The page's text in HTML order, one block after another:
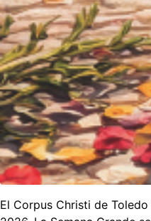
El Corpus Christi de